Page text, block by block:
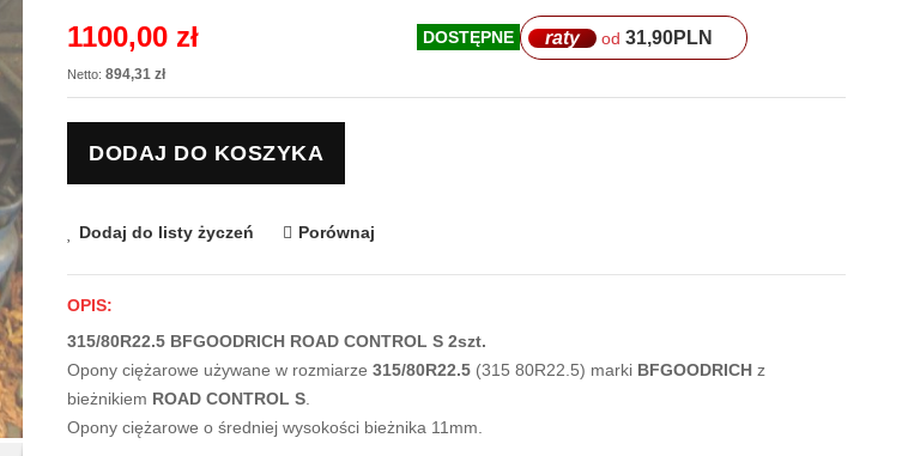
1100,00 zł
894,31 zł
DOSTĘPNE raty od 31,90PLN
DODAJ DO KOSZYKA
Dodaj do listy życzeń Porównaj
OPIS:
315/80R22.5 BFGOODRICH ROAD CONTROL S 2szt.
Opony ciężarowe używane w rozmiarze 315/80R22.5 (315 80R22.5) marki BFGOODRICH z
bieżnikiem ROAD CONTROL S.
Opony ciężarowe o średniej wysokości bieżnika 11mm.